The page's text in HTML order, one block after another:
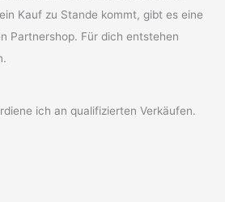
Kauf zu Stande kommt, gibt es eine
Partnershop. Für dich entstehen
ich an qualifizierten Verkäufen.